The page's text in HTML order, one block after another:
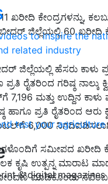
to inspire the
related industry
test your
& digital magazines
ಖರೀದಿ ಕೇಂದ್ರಗಳನ್ನು,
ಜಿಲ್ಲೆಯಲ್ಲಿ 60 ಖರೀದಿ
ಜಿಲ್ಲೆಯಲ್ಲಿ ಹೆಸರು ಕಾಳು
ರೈತರಿಂದ ಗರಿಷ್ಠ ನಾಲ್ಕು
ಮತ್ತು ಉದ್ದಿನ ಕಾಳು
ಹಾಗೂ ಪ್ರತಿ ರೈತರಿಂದ ಆರು
6,000
ಸಮೀಪದ ಖರೀದಿ
ಕೃಷಿ ಉತ್ಪನ್ನ ಮಾರಾಟ
ಮಾಡಿಕೊಂಡು